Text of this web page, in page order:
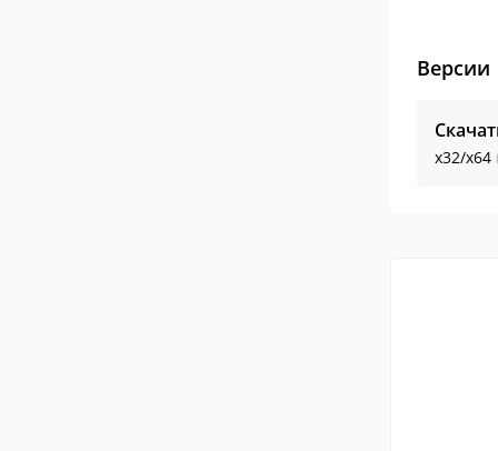
Версии
x32/x64